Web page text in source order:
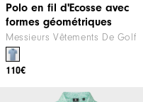
Polo en fil d'Ecosse avec
formes géométriques
Messieurs Vêtements De Golf
110€